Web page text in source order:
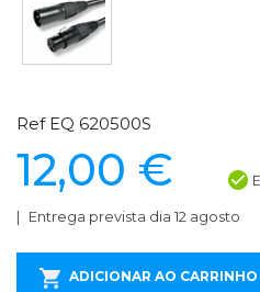
Ref EQ 620500S
12,00 €
Entrega prevista dia 12 agosto
ADICIONAR AO CARRINHO